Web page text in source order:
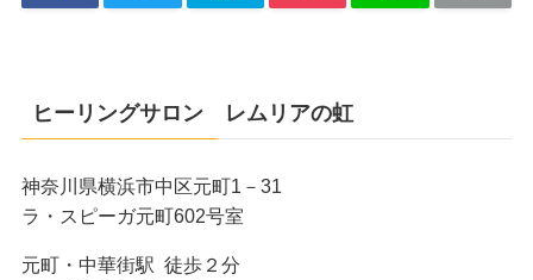
ヒーリングサロン レムリアの虹
神奈川県横浜市中区元町1－31
ラ・スピーガ元町602号室
元町・中華街駅 徒歩２分